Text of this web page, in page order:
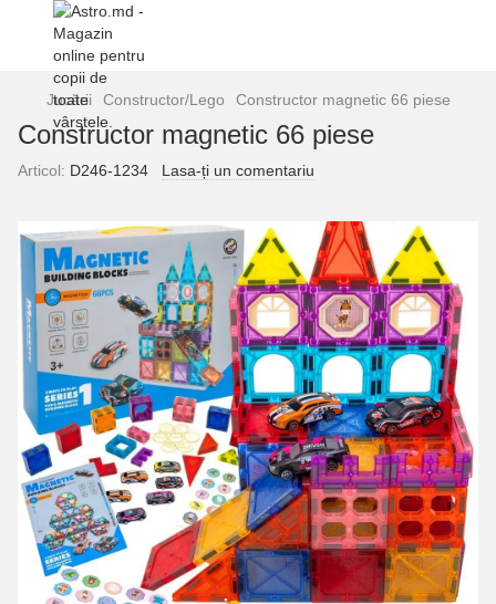
Jucării Constructor/Lego Constructor magnetic 66 piese
Constructor magnetic 66 piese
Articol: D246-1234 Lasa-ți un comentariu